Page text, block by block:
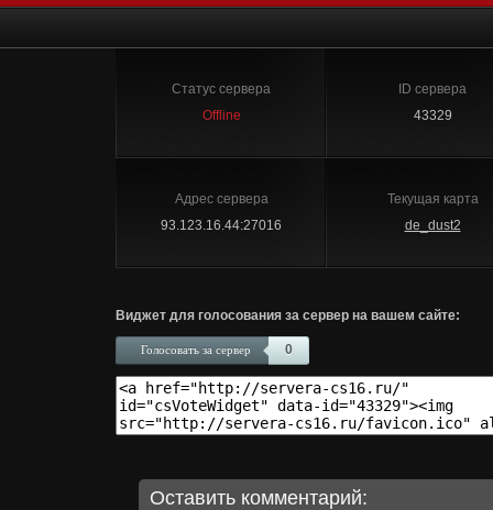
Статус сервера
Offline
ID сервера
43329
Адрес сервера
93.123.16.44:27016
Текущая карта
de_dust2
Виджет для голосования за сервер на вашем сайте:
0
Голосовать за сервер
Оставить комментарий: